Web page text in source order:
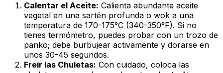
Calentar el Aceite: Calienta abundante aceite
vegetal en una sartén profunda o wok a una
temperatura de 170-175°C (340-350°F). Si no
tienes termómetro, puedes probar con un trozo de
panko; debe burbujear activamente y dorarse en
unos 30-45 segundos.
Freír las Chuletas: Con cuidado, coloca las